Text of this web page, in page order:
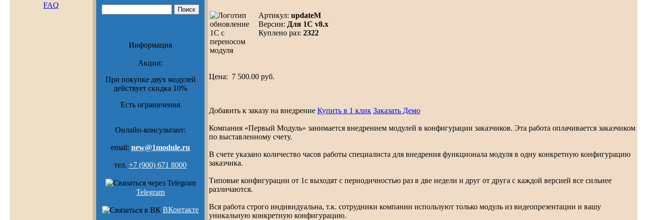
FAQ
Информация
Акции:
При покупке двух модулей
действует скидка 10%
Есть ограничения
Онлайн-консультант:
email: new@1module.ru
тел. +7 (900) 671 8000
Telegram
ВКонтакте
Артикул: updateM
Версии: Для 1C v8.x
Куплено раз: 2322
Цена: 7 500.00 руб.
Добавить к заказу на внедрение Купить в 1 клик Заказать Демо
Компания «Первый Модуль» занимается внедрением модулей в конфигурации заказчиков. Эта работа оплачивается заказчиком
по выставленному счету.
В счете указано количество часов работы специалиста для внедрения функционала модуля в одну конкретную конфигурацию
заказчика.
Типовые конфигурации от 1с выходят с периодичностью раз в две недели и друг от друга с каждой версией все сильнее
различаются.
Вся работа строго индивидуальна, т.к. сотрудники компании используют только модуль из видеопрезентации и вашу
уникальную конкретную конфигурацию.